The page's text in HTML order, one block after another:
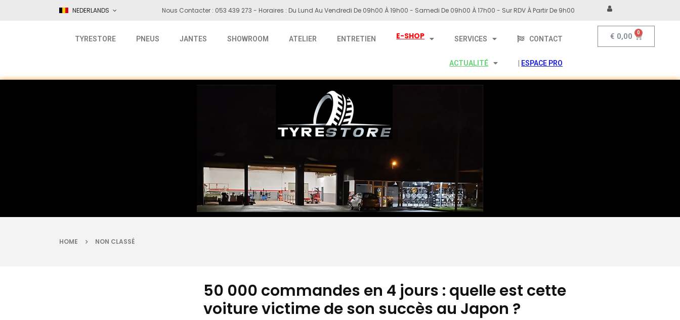
NEDERLANDS Nous Contacter : 053 439 273 - Horaires : Du Lund Au Vendredi De 09h00 À 19h00 - Samedi De 09h00 À 17h00 - Sur RDV À Partir De 9h00
TYRESTORE PNEUS JANTES SHOWROOM ATELIER ENTRETIEN E-SHOP SERVICES CONTACT
ACTUALITÉ ESPACE PRO
€ 0,00
HOME NON CLASSÉ
50 000 commandes en 4 jours : quelle est cette
voiture victime de son succès au Japon ?